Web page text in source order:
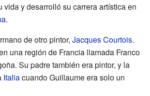
vida y desarrolló su carrera artística en
.
de otro pintor, Jacques Courtois.
una región de Francia llamada Franco
Su padre también era pintor, y la
Italiacuando Guillaume era solo un